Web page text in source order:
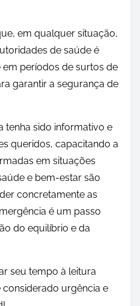
em qualquer situação,
de saúde é
em períodos de surtos de
garantir a segurança de
tenha sido informativo e
queridos, capacitando a
em situações
e bem-estar são
concretamente as
é um passo
do equilíbrio e da
seu tempo à leitura
urgência e